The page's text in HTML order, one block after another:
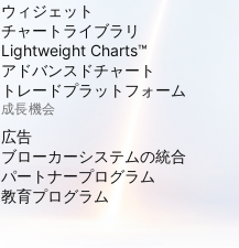
ウィジェット
チャートライブラリ
Lightweight Charts™
アドバンスドチャート
トレードプラットフォーム
成長機会
広告
ブローカーシステムの統合
パートナープログラム
教育プログラム